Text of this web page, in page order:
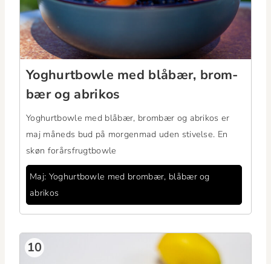
Yoghurt­bowle med blåbær, brom­
bær og abrikos
Yoghurt­bowle med blåbær, brom­bær og abrikos er
maj måneds bud på mor­gen­mad uden stivelse. En
skøn forårsfrugtbowle
Maj: Yoghurt­bowle med brom­bær, blåbær og
abrikos
10